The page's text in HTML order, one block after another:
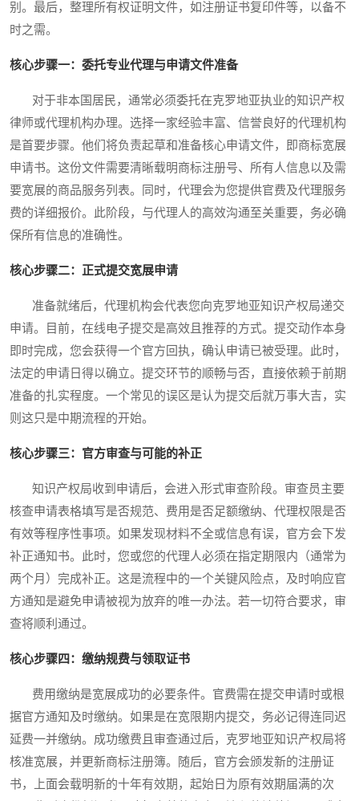
别。最后，整理所有权证明文件，如注册证书复印件等，以备不
时之需。
核心步骤一：委托专业代理与申请文件准备
对于非本国居民，通常必须委托在克罗地亚执业的知识产权
律师或代理机构办理。选择一家经验丰富、信誉良好的代理机构
是首要步骤。他们将负责起草和准备核心申请文件，即商标宽展
申请书。这份文件需要清晰载明商标注册号、所有人信息以及需
要宽展的商品服务列表。同时，代理会为您提供官费及代理服务
费的详细报价。此阶段，与代理人的高效沟通至关重要，务必确
保所有信息的准确性。
核心步骤二：正式提交宽展申请
准备就绪后，代理机构会代表您向克罗地亚知识产权局递交
申请。目前，在线电子提交是高效且推荐的方式。提交动作本身
即时完成，您会获得一个官方回执，确认申请已被受理。此时，
法定的申请日得以确立。提交环节的顺畅与否，直接依赖于前期
准备的扎实程度。一个常见的误区是认为提交后就万事大吉，实
则这只是中期流程的开始。
核心步骤三：官方审查与可能的补正
知识产权局收到申请后，会进入形式审查阶段。审查员主要
核查申请表格填写是否规范、费用是否足额缴纳、代理权限是否
有效等程序性事项。如果发现材料不全或信息有误，官方会下发
补正通知书。此时，您或您的代理人必须在指定期限内（通常为
两个月）完成补正。这是流程中的一个关键风险点，及时响应官
方通知是避免申请被视为放弃的唯一办法。若一切符合要求，审
查将顺利通过。
核心步骤四：缴纳规费与领取证书
费用缴纳是宽展成功的必要条件。官费需在提交申请时或根
据官方通知及时缴纳。如果是在宽限期内提交，务必记得连同迟
延费一并缴纳。成功缴费且审查通过后，克罗地亚知识产权局将
核准宽展，并更新商标注册簿。随后，官方会颁发新的注册证
书，上面会载明新的十年有效期，起始日为原有效期届满的次